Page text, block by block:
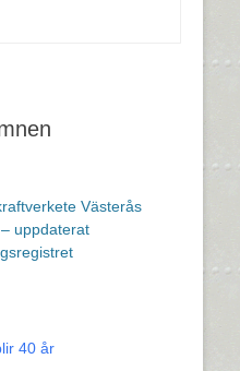
Västerås
uppdaterat
40 år